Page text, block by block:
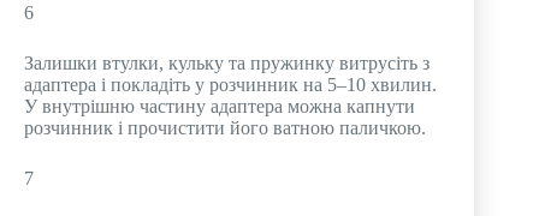
6
Залишки втулки, кульку та пружинку витрусіть з
адаптера і покладіть у розчинник на 5–10 хвилин.
У внутрішню частину адаптера можна капнути
розчинник і прочистити його ватною паличкою.
7